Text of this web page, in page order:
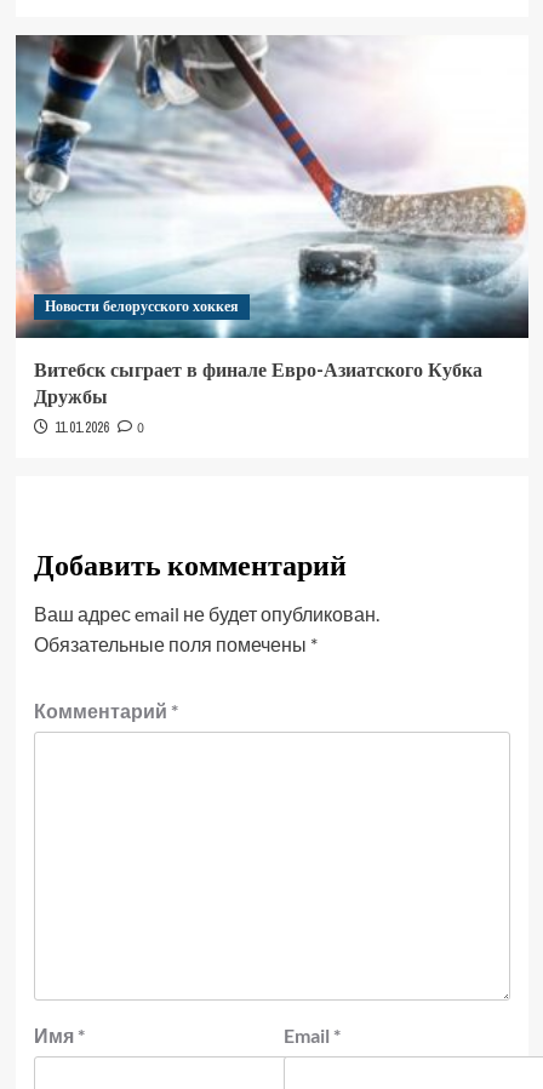
Новости белорусского хоккея
Витебск сыграет в финале Евро-Азиатского Кубка
Дружбы
11.01.2026 0
Добавить комментарий
Ваш адрес email не будет опубликован.
Обязательные поля помечены *
Комментарий *
Имя * Email *